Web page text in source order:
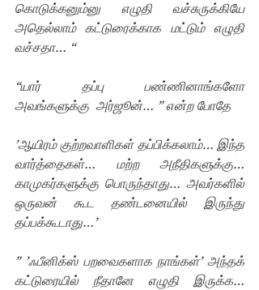
கொடுக்கனும்னு எழுதி வச்சுருக்கியே
அதெல்லாம் கட்டுரைக்காக மட்டும் எழுதி
வச்சதா… “
“யார் தப்பு பண்ணினாங்களோ
அவங்களுக்கு  அர்ஜூன்… ” என்ற போதே
’ஆயிரம் குற்றவாளிகள் தப்பிக்கலாம்… இந்த
வார்த்தைகள்… மற்ற அநீதிகளுக்கு…
காமுகர்களுக்கு பொருந்தாது… அவர்களில்
ஒருவன் கூட தண்டனையில் இருந்து
தப்பக்கூடாது…’
” ’ஃபீனிக்ஸ் பறவைகளாக நாங்கள்’ அந்தக்
கட்டுரையில் நீதானே எழுதி இருக்க…